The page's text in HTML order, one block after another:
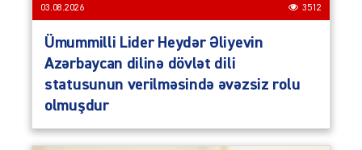
03.08.2026 3512
Ümummilli Lider Heydər Əliyevin
Azərbaycan dilinə dövlət dili
statusunun verilməsində əvəzsiz rolu
olmuşdur